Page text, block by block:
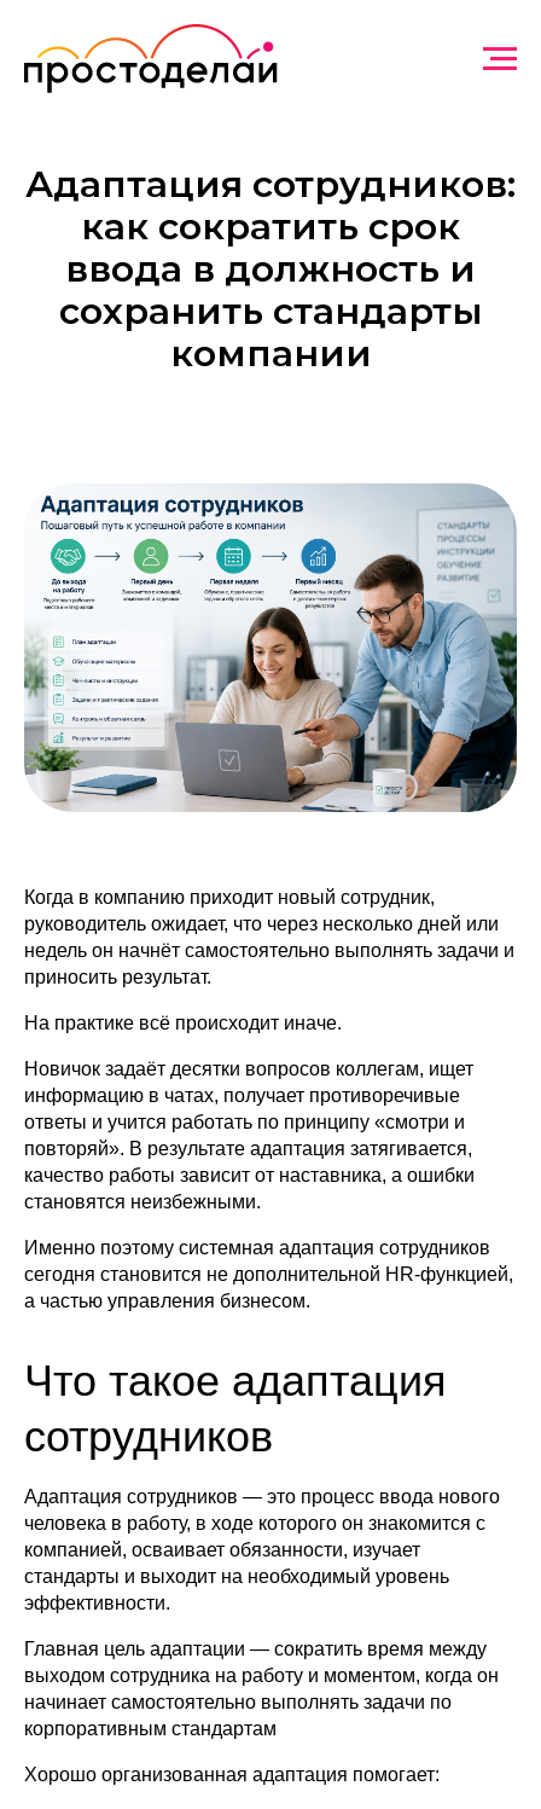
Адаптация сотрудников:
как сократить срок
ввода в должность и
сохранить стандарты
компании
Когда в компанию приходит новый сотрудник,
руководитель ожидает, что через несколько дней или
недель он начнёт самостоятельно выполнять задачи и
приносить результат.
На практике всё происходит иначе.
Новичок задаёт десятки вопросов коллегам, ищет
информацию в чатах, получает противоречивые
ответы и учится работать по принципу «смотри и
повторяй». В результате адаптация затягивается,
качество работы зависит от наставника, а ошибки
становятся неизбежными.
Именно поэтому системная адаптация сотрудников
сегодня становится не дополнительной HR-функцией,
а частью управления бизнесом.
Что такое адаптация
сотрудников
Адаптация сотрудников — это процесс ввода нового
человека в работу, в ходе которого он знакомится с
компанией, осваивает обязанности, изучает
стандарты и выходит на необходимый уровень
эффективности.
Главная цель адаптации — сократить время между
выходом сотрудника на работу и моментом, когда он
начинает самостоятельно выполнять задачи по
корпоративным стандартам
Хорошо организованная адаптация помогает: